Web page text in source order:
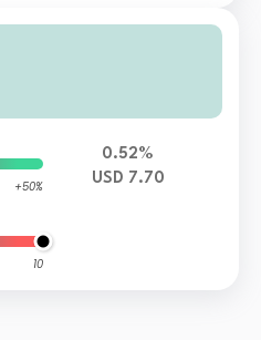
+50%
10
0.52%
USD 7.70